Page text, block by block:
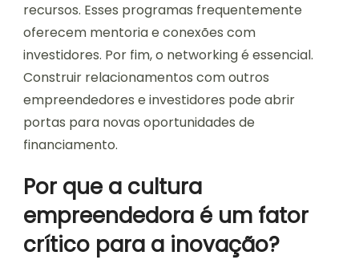
recursos. Esses programas frequentemente
oferecem mentoria e conexões com
investidores. Por fim, o networking é essencial.
Construir relacionamentos com outros
empreendedores e investidores pode abrir
portas para novas oportunidades de
financiamento.
Por que a cultura
empreendedora é um fator
crítico para a inovação?